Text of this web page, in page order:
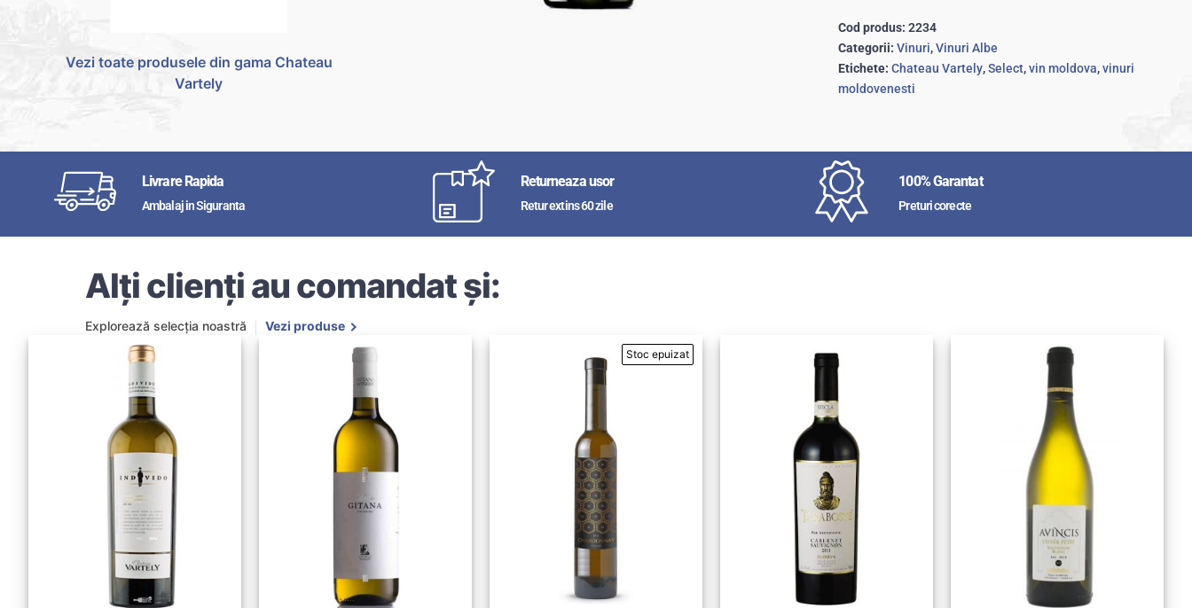
Vezi toate produsele din gama Chateau
Vartely
Cod produs:2234
Categorii: Vinuri,Vinuri Albe
Etichete: Chateau Vartely,Select,vin moldova,vinuri
moldovenesti
Livrare Rapida
Ambalaj in Siguranta
Returneaza usor
Retur extins 60 zile
100% Garantat
Preturi corecte
Alți clienți au comandat și:
Explorează selecția noastră Vezi produse